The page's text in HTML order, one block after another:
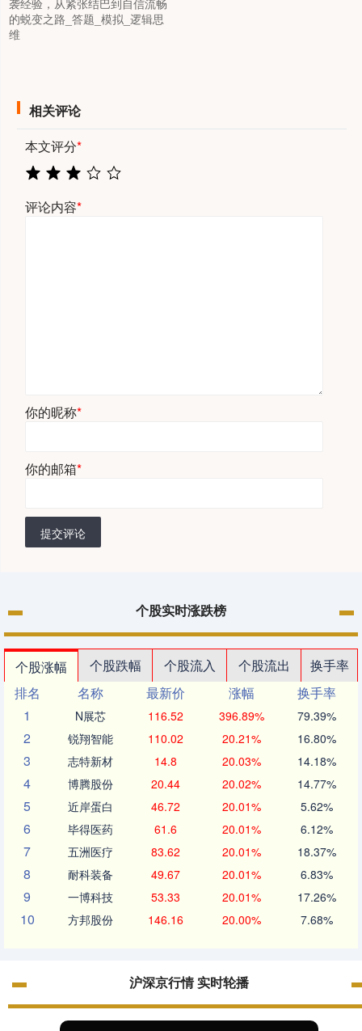
的蜕变之路_答题_模拟_逻辑思
维
相关评论
本文评分*
评论内容*
你的昵称*
你的邮箱*
提交评论
个股实时涨跌榜
个股涨幅 个股跌幅 个股流入 个股流出
换手率
排名
名称 最新价 涨幅
换手率
1
N展芯 116.52 396.89% 79.39%
2 锐翔智能 110.02 20.21% 16.80%
3 志特新材 14.8 20.03% 14.18%
4 博腾股份 20.44 20.02% 14.77%
5 近岸蛋白 46.72 20.01% 5.62%
6 毕得医药 61.6 20.01% 6.12%
7 五洲医疗 83.62 20.01% 18.37%
8 耐科装备 49.67 20.01% 6.83%
9 一博科技 53.33 20.01% 17.26%
10 方邦股份 146.16 20.00% 7.68%
沪深京行情 实时轮播